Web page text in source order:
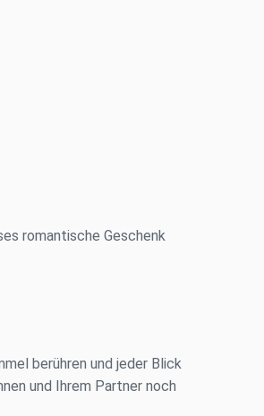
romantische Geschenk
berühren und jeder Blick
und Ihrem Partner noch